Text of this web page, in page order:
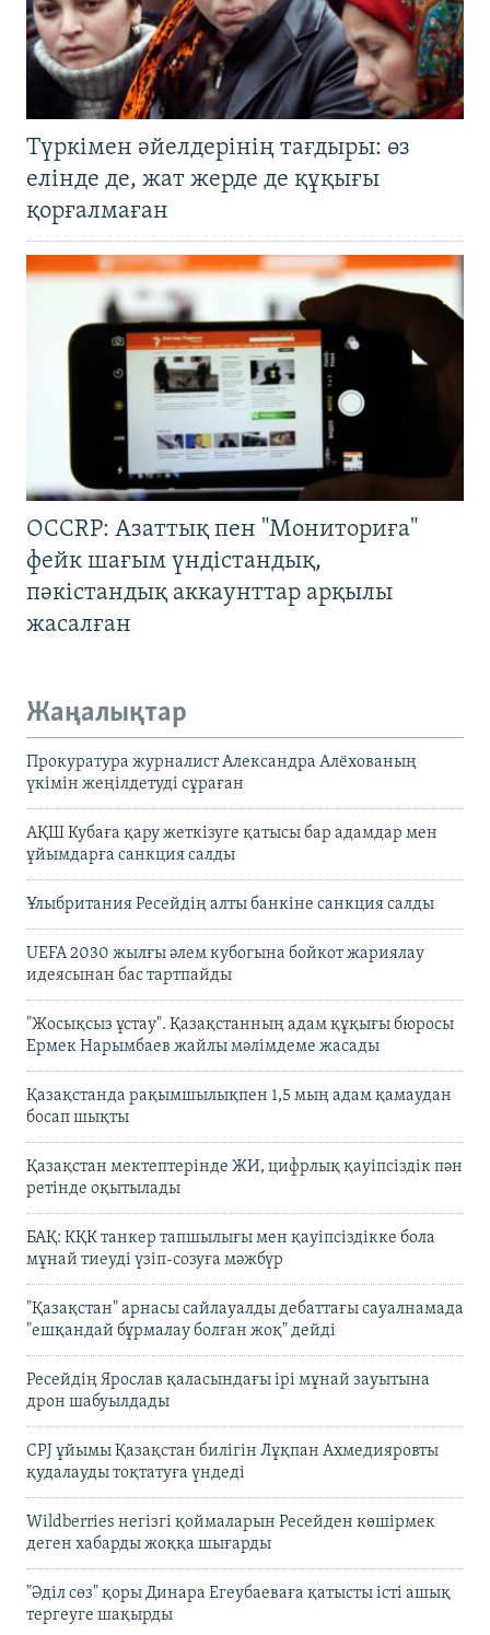
Түркімен әйелдерінің тағдыры: өз
елінде де, жат жерде де құқығы
қорғалмаған
OCCRP: Азаттық пен "Мониториға"
фейк шағым үндістандық,
пәкістандық аккаунттар арқылы
жасалған
Жаңалықтар
Прокуратура журналист Александра Алёхованың
үкімін жеңілдетуді сұраған
АҚШ Кубаға қару жеткізуге қатысы бар адамдар мен
ұйымдарға санкция салды
Ұлыбритания Ресейдің алты банкіне санкция салды
UEFA 2030 жылғы әлем кубогына бойкот жариялау
идеясынан бас тартпайды
"Жосықсыз ұстау". Қазақстанның адам құқығы бюросы
Ермек Нарымбаев жайлы мәлімдеме жасады
Қазақстанда рақымшылықпен 1,5 мың адам қамаудан
босап шықты
Қазақстан мектептерінде ЖИ, цифрлық қауіпсіздік пән
ретінде оқытылады
БАҚ: КҚК танкер тапшылығы мен қауіпсіздікке бола
мұнай тиеуді үзіп-созуға мәжбүр
"Қазақстан" арнасы сайлауалды дебаттағы сауалнамада
"ешқандай бұрмалау болған жоқ" дейді
Ресейдің Ярослав қаласындағы ірі мұнай зауытына
дрон шабуылдады
CPJ ұйымы Қазақстан билігін Лұқпан Ахмедияровты
қудалауды тоқтатуға үндеді
Wildberries негізгі қоймаларын Ресейден көшірмек
деген хабарды жоққа шығарды
"Әділ сөз" қоры Динара Егеубаеваға қатысты істі ашық
тергеуге шақырды